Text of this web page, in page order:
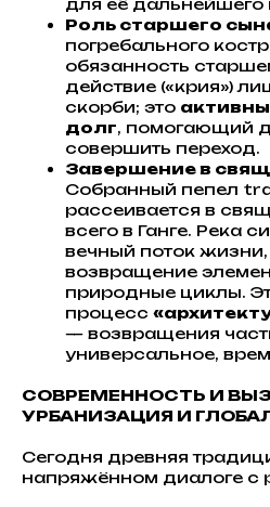
Роль старшего
погребального
обязанность
действие («крия»)
скорби; это
долг, помогающий
совершить переход.
Завершение в
Собранный пепел
рассеивается в
всего в Ганге. Река
вечный поток
возвращение
природные циклы.
процесс
— возвращения
универсальное,
СОВРЕМЕННОСТЬ И
УРБАНИЗАЦИЯ И
Сегодня древняя
напряжённом диалоге с